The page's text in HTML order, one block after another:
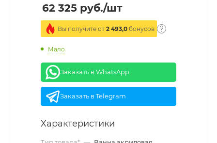
62 325 руб./шт
Вы получите от 2 493,0 бонусов
Мало
Заказать в WhatsApp
Заказать в Telegram
Характеристики